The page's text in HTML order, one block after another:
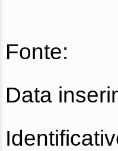
Fonte:
Data